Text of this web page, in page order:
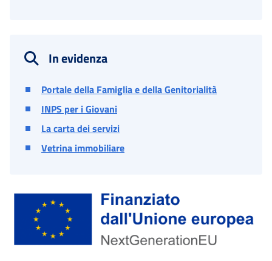
In evidenza
Portale della Famiglia e della Genitorialità
INPS per i Giovani
La carta dei servizi
Vetrina immobiliare